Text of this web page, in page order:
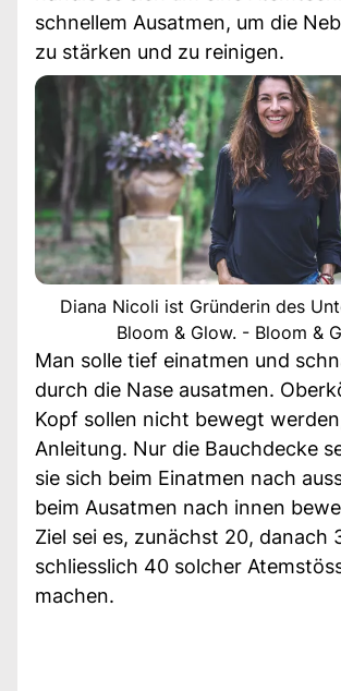
schnellem Ausatmen, um die
zu stärken und zu reinigen.
Diana Nicoli ist Gründerin des
Bloom & Glow. - Bloom &
Man solle tief einatmen und
durch die Nase ausatmen.
Kopf sollen nicht bewegt
Anleitung. Nur die Bauchdecke
sie sich beim Einatmen nach
beim Ausatmen nach innen
Ziel sei es, zunächst 20, danach
schliesslich 40 solcher
machen.